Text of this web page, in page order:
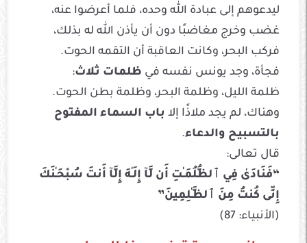
ليدعوهم إلى عبادة الله وحده، فلما أعرضوا عنه،
غضب وخرج مغاضبًا دون أن يأذن الله له بذلك،
فركب البحر، وكانت العاقبة أن التقمه الحوت.
فجأة، وجد يونس نفسه في ظلمات ثلاث:
ظلمة الليل، وظلمة البحر، وظلمة بطن الحوت.
وهناك، لم يجد ملاذًا إلا باب السماء المفتوح
بالتسبيح والدعاء.
قال تعالى:
“فَنَادَىٰ فِي ٱلظُّلُمَـٰتِ أَن لَّآ إِلَـٰهَ إِلَّآ أَنتَ سُبْحَـٰنَكَ
إِنِّى كُنتُ مِنَ ٱلظَّـٰلِمِينَ”
(الأنبياء: 87)